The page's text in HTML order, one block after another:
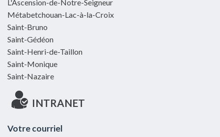
L'Ascension-de-Notre-Seigneur
Métabetchouan-Lac-à-la-Croix
Saint-Bruno
Saint-Gédéon
Saint-Henri-de-Taillon
Saint-Monique
Saint-Nazaire
INTRANET
Votre courriel